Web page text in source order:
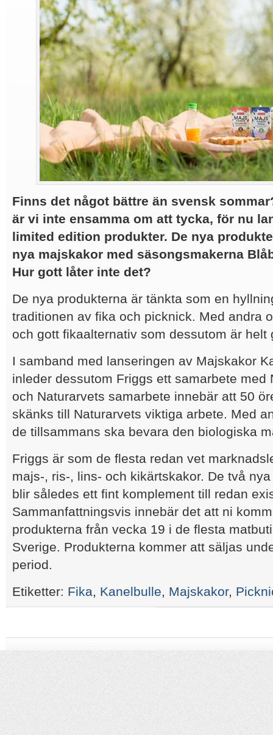
Finns det något bättre än svensk
är vi inte ensamma om att tycka, för nu
limited edition produkter. De nya
nya majskakor med säsongsmakerna
Hur gott låter inte det?
De nya produkterna är tänkta som en
traditionen av fika och picknick. Med andra
och gott fikaalternativ som dessutom är helt
I samband med lanseringen av Majskakor
inleder dessutom Friggs ett samarbete med
och Naturarvets samarbete innebär att 50
skänks till Naturarvets viktiga arbete. Med
de tillsammans ska bevara den biologiska
Friggs är som de flesta redan vet
majs-, ris-, lins- och kikärtskakor. De två
blir således ett fint komplement till redan
Sammanfattningsvis innebär det att ni
produkterna från vecka 19 i de flesta
Sverige. Produkterna kommer att säljas
period.
Etiketter: Fika, Kanelbulle, Majskakor,